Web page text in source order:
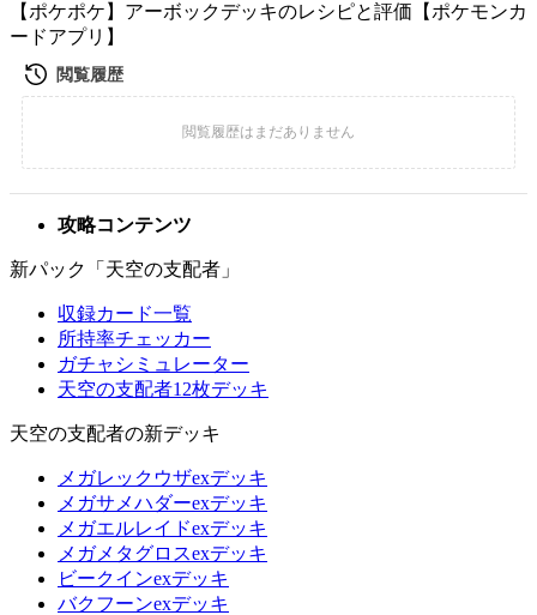
【ポケポケ】アーボックデッキのレシピと評価【ポケモンカ
ードアプリ】
攻略コンテンツ
新パック「天空の支配者」
収録カード一覧
所持率チェッカー
ガチャシミュレーター
天空の支配者12枚デッキ
天空の支配者の新デッキ
メガレックウザexデッキ
メガサメハダーexデッキ
メガエルレイドexデッキ
メガメタグロスexデッキ
ビークインexデッキ
バクフーンexデッキ